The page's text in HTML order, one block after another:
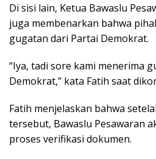
Di sisi lain, Ketua Bawaslu
juga membenarkan bahwa
gugatan dari Partai Demokrat.
“Iya, tadi sore kami menerima
Demokrat,” kata Fatih saat
Fatih menjelaskan bahwa
tersebut, Bawaslu Pesawaran
proses verifikasi dokumen.